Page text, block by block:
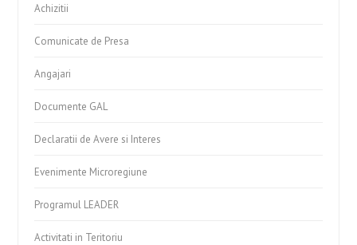
Achizitii
Comunicate de Presa
Angajari
Documente GAL
Declaratii de Avere si Interes
Evenimente Microregiune
Programul LEADER
Activitati in Teritoriu